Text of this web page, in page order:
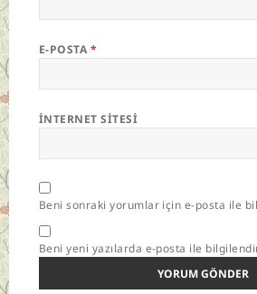
E-POSTA *
İNTERNET SITESI
Beni sonraki yorumlar için e-posta ile
Beni yeni yazılarda e-posta ile